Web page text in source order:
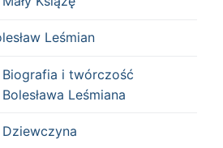
Leśmian
Biografia i twórczość
Bolesława Leśmiana
Dziewczyna